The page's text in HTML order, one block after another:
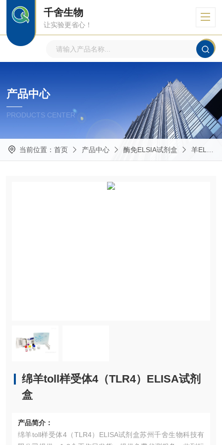
千舍生物
让实验更省心！
产品中心
PRODUCTS CENTER
当前位置： 首页 产品中心 酶免ELSIA试剂盒 羊ELISA试剂盒
绵羊toll样受体4（TLR4）ELISA试剂
盒
产品简介：
绵羊toll样受体4（TLR4）ELISA试剂盒苏州千舍生物科技有